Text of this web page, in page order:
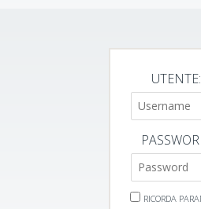
UTENTE:
RICORDA